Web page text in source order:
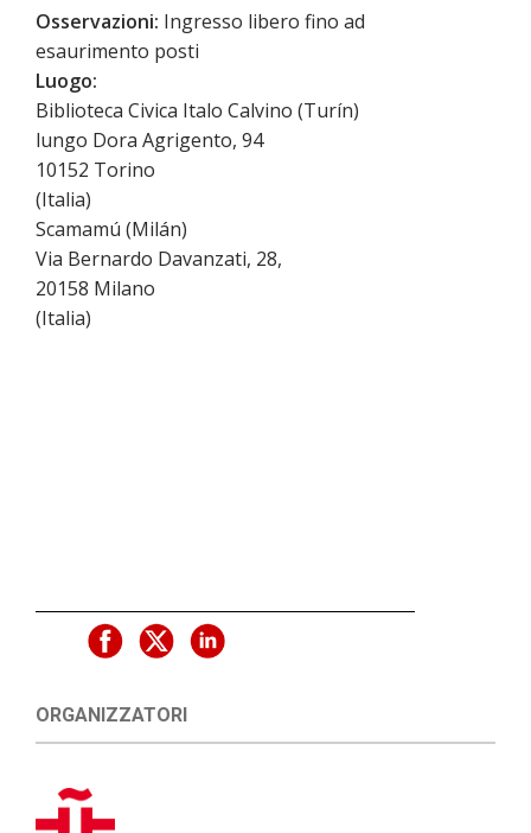
Osservazioni: Ingresso libero fino ad
esaurimento posti
Luogo:
Biblioteca Civica Italo Calvino (Turín)
lungo Dora Agrigento, 94
10152 Torino
(Italia)
Scamamú (Milán)
Via Bernardo Davanzati, 28,
20158 Milano
(Italia)
ORGANIZZATORI